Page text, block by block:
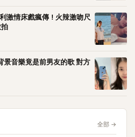
激情床戲瘋傳！火辣激吻尺
景音樂竟是前男友的歌 對方
全部 →